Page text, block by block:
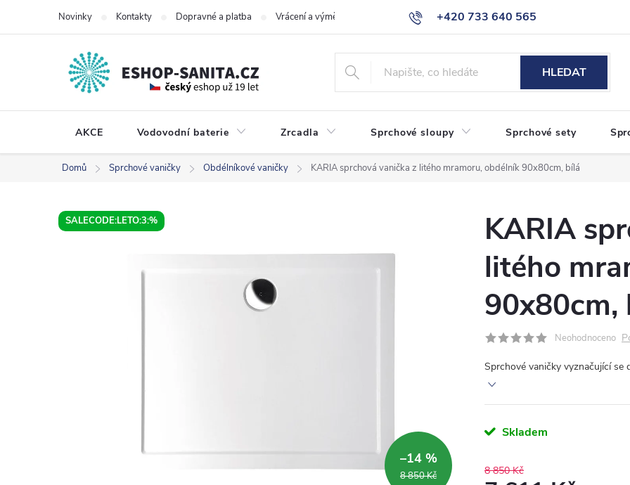
+420 733 640 565
info@eshop-sanita.cz
Novinky Kontakty Dopravné a platba Vrácení a výměna zboží Reklamace Obchodní podmínky
HLEDAT
AKCE Vodovodní baterie Zrcadla Sprchové sloupy Sprchové sety
Domů Sprchové vaničky Obdélníkové vaničky KARIA sprchová vanička z litého mramoru, obdélník 90x80cm, bílá
SALECODE:LETO:3:%
8 850 Kč
–14 %
KARIA
litého
90x80cm,
Neohodnoceno
Sprchové vaničky vyznačující
Skladem
8 850 Kč